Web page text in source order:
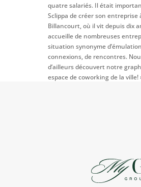
quatre salariés. Il était
Sclippa de créer son entreprise
Billancourt, où il vit depuis dix
accueille de nombreuses
situation synonyme
connexions, de rencontres.
d’ailleurs découvert notre
espace de coworking de la ville!